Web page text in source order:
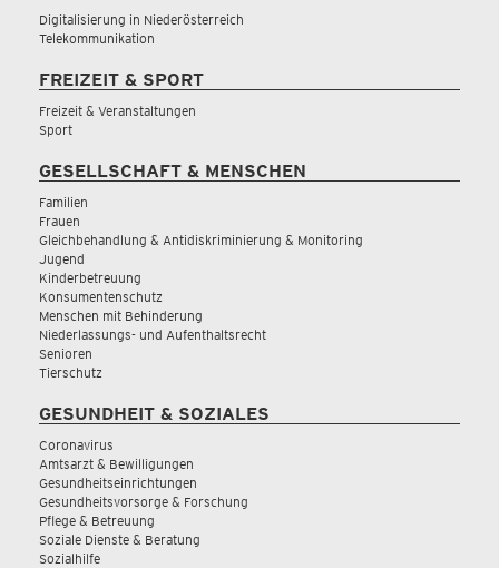
Digitalisierung in Niederösterreich
Telekommunikation
FREIZEIT & SPORT
Freizeit & Veranstaltungen
Sport
GESELLSCHAFT & MENSCHEN
Familien
Frauen
Gleichbehandlung & Antidiskriminierung & Monitoring
Jugend
Kinderbetreuung
Konsumentenschutz
Menschen mit Behinderung
Niederlassungs- und Aufenthaltsrecht
Senioren
Tierschutz
GESUNDHEIT & SOZIALES
Coronavirus
Amtsarzt & Bewilligungen
Gesundheitseinrichtungen
Gesundheitsvorsorge & Forschung
Pflege & Betreuung
Soziale Dienste & Beratung
Sozialhilfe